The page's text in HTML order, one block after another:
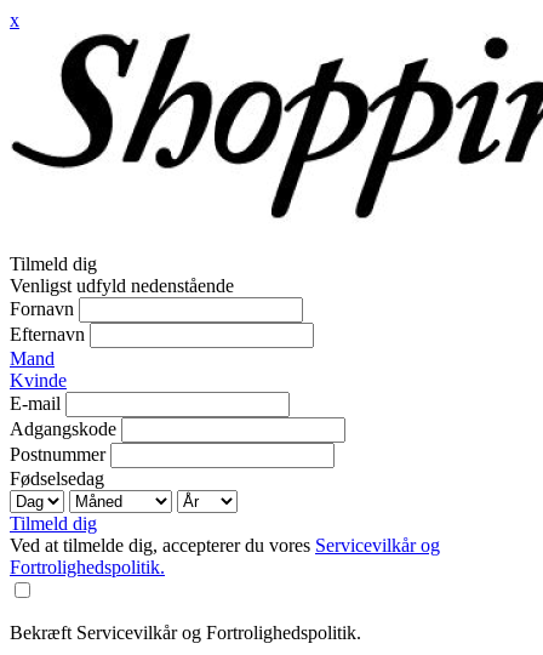
x
Tilmeld dig
Venligst udfyld nedenstående
Fornavn
Efternavn
Mand
Kvinde
E-mail
Adgangskode
Postnummer
Fødselsedag
Tilmeld dig
Ved at tilmelde dig, accepterer du vores Servicevilkår og
Fortrolighedspolitik.
Bekræft Servicevilkår og Fortrolighedspolitik.